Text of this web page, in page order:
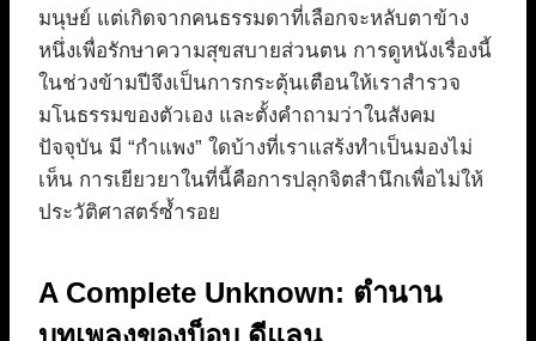
มนุษย์ แต่เกิดจากคนธรรมดาที่เลือกจะหลับตาข้าง
หนึ่งเพื่อรักษาความสุขสบายส่วนตน การดูหนังเรื่องนี้
ในช่วงข้ามปีจึงเป็นการกระตุ้นเตือนให้เราสำรวจ
มโนธรรมของตัวเอง และตั้งคำถามว่าในสังคม
ปัจจุบัน มี “กำแพง” ใดบ้างที่เราแสร้งทำเป็นมองไม่
เห็น การเยียวยาในที่นี้คือการปลุกจิตสำนึกเพื่อไม่ให้
ประวัติศาสตร์ซ้ำรอย
A Complete Unknown: ตำนาน